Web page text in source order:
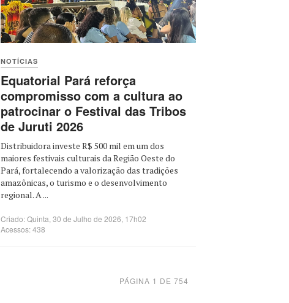
NOTÍCIAS
Equatorial Pará reforça
compromisso com a cultura ao
patrocinar o Festival das Tribos
de Juruti 2026
Distribuidora investe R$ 500 mil em um dos
maiores festivais culturais da Região Oeste do
Pará, fortalecendo a valorização das tradições
amazônicas, o turismo e o desenvolvimento
regional. A ...
Criado: Quinta, 30 de Julho de 2026, 17h02
Acessos: 438
PÁGINA 1 DE 754